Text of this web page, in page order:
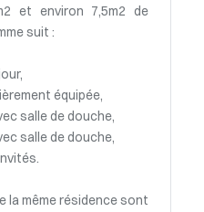
et environ 7,5m2 de
suit :
équipée,
salle de douche,
salle de douche,
la même résidence sont